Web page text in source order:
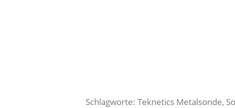
Schlagworte: Teknetics Metalsonde,